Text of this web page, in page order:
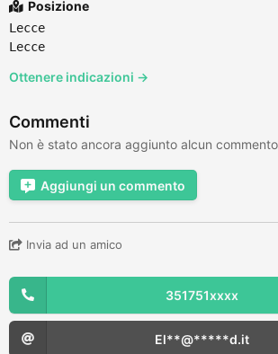
Posizione
Lecce
Lecce
Ottenere indicazioni →
Commenti
Non è stato ancora aggiunto alcun commento
Aggiungi un commento
Invia ad un amico
351751xxxx
El**@*****d.it